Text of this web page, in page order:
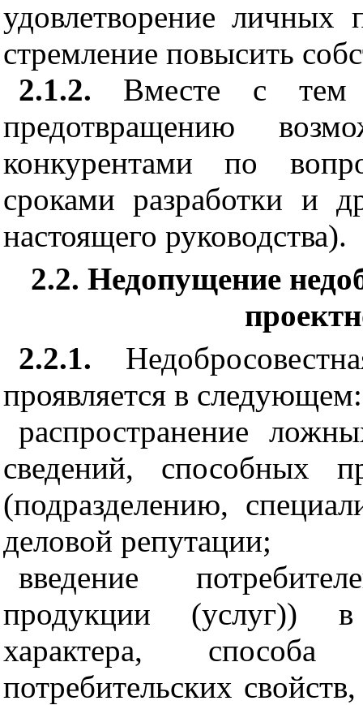
удовлетворение личных
стремление повысить
2.1.2. Вместе с тем
предотвращению
конкурентами по
сроками разработки и
настоящего руководства).
2.2. Недопущение
2.2.1.
проявляется в следующем:
распространение
сведений, способных
(подразделению,
деловой репутации;
введение потребителе
продукции (услуг)) в
характера,
потребительских